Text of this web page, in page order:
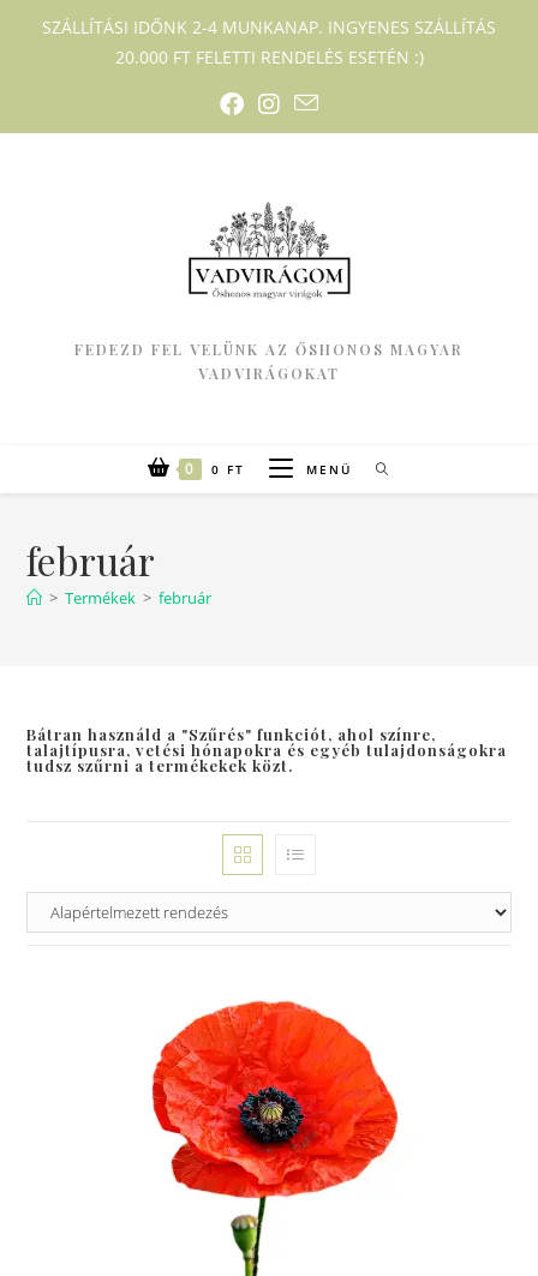
SZÁLLÍTÁSI IDŐNK 2-4 MUNKANAP. INGYENES SZÁLLÍTÁS
20.000 FT FELETTI RENDELÉS ESETÉN :)
FEDEZD FEL VELÜNK AZ ŐSHONOS MAGYAR
VADVIRÁGOKAT
0 0 FT MENÜ
február
> Termékek > február
Bátran használd a "Szűrés" funkciót, ahol színre,
talajtípusra, vetési hónapokra és egyéb tulajdonságokra
tudsz szűrni a termékekek közt.